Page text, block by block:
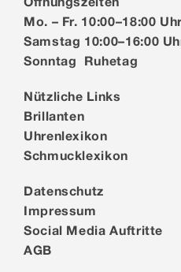
Mo. – Fr. 10:00–18:00
Samstag 10:00–16:00
Sonntag Ruhetag
Nützliche Links
Brillanten
Uhrenlexikon
Schmucklexikon
Datenschutz
Impressum
Social Media Auftritte
AGB